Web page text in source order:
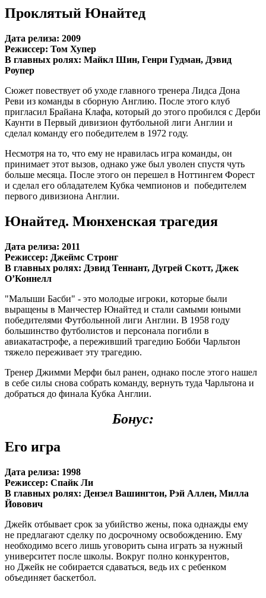
Проклятый Юнайтед
Дата релиза: 2009
Режиссер: Том Хупер
В главных ролях: Майкл Шин, Генри Гудман, Дэвид
Роупер
Сюжет повествует об уходе главного тренера Лидса Дона
Реви из команды в сборную Англию. После этого клуб
пригласил Брайана Клафа, который до этого пробился с Дерби
Каунти в Первый дивизион футбольной лиги Англии и
сделал команду его победителем в 1972 году.
Несмотря на то, что ему не нравилась игра команды, он
принимает этот вызов, однако уже был уволен спустя чуть
больше месяца. После этого он перешел в Ноттингем Форест
и сделал его обладателем Кубка чемпионов и победителем
первого дивизиона Англии.
Юнайтед. Мюнхенская трагедия
Дата релиза: 2011
Режиссер: Джеймс Стронг
В главных ролях: Дэвид Теннант, Дугрей Скотт, Джек
О’Коннелл
"Малыши Басби" - это молодые игроки, которые были
выращены в Манчестер Юнайтед и стали самыми юными
победителями Футбольнной лиги Англии. В 1958 году
большинство футболистов и персонала погибли в
авиакатастрофе, а переживший трагедию Бобби Чарльтон
тяжело переживает эту трагедию.
Тренер Джимми Мерфи был ранен, однако после этого нашел
в себе силы снова собрать команду, вернуть туда Чарльтона и
добраться до финала Кубка Англии.
Бонус:
Его игра
Дата релиза: 1998
Режиссер: Спайк Ли
В главных ролях: Дензел Вашингтон, Рэй Аллен, Милла
Йовович
Джейк отбывает срок за убийство жены, пока однажды ему
не предлагают сделку по досрочному освобождению. Ему
необходимо всего лишь уговорить сына играть за нужный
университет после школы. Вокруг полно конкурентов,
но Джейк не собирается сдаваться, ведь их с ребенком
объединяет баскетбол.